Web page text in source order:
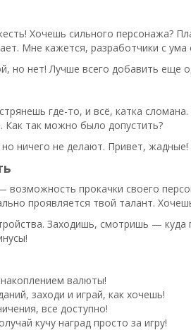
Хочешь сильного персонажа?
Мне кажется, разработчики с
но нет! Лучше всего добавить еще
где-то, и всё, катка
Как так можно было допустить?
ничего не делают. Привет,
возможность прокачки своего
проявляется твой талант.
Заходишь, смотришь — куда
валюты!
заходи и играй, как хочешь!
все доступно!
кучу наград просто за игру!